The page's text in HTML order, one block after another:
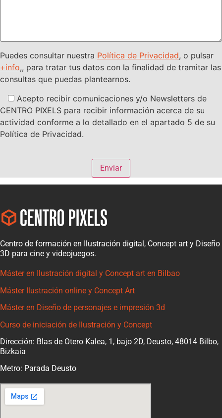
Puedes consultar nuestra Política de Privacidad, o pulsar
+info,, para tratar tus datos con la finalidad de tramitar las
consultas que puedas plantearnos.
Acepto recibir comunicaciones y/o Newsletters de
CENTRO PIXELS para recibir información acerca de su
actividad conforme a lo detallado en el apartado 5 de su
Política de Privacidad.
Centro de formación en Ilustración digital, Concept art y Diseño
3D para cine y videojuegos.
Máster en Ilustración digital y Concept art en Bilbao
Máster Ilustración online y Concept Art
Máster en Diseño de personajes e impresión 3d
Curso de iniciación de Ilustración y Concept
Dirección: Blas de Otero Kalea, 1, bajo 2D, Deusto, 48014 Bilbo,
Bizkaia
Metro: Parada Deusto